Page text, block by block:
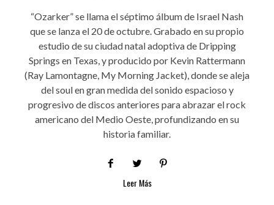
“Ozarker” se llama el séptimo álbum de Israel Nash
que se lanza el 20 de octubre. Grabado en su propio
estudio de su ciudad natal adoptiva de Dripping
Springs en Texas, y producido por Kevin Rattermann
(Ray Lamontagne, My Morning Jacket), donde se aleja
del soul en gran medida del sonido espacioso y
progresivo de discos anteriores para abrazar el rock
americano del Medio Oeste, profundizando en su
historia familiar.
Leer Más